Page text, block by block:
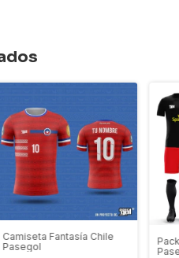
Camiseta Fantasía Chile
Pasegol